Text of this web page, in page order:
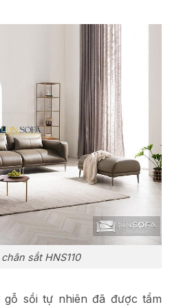
sắt HNS110
sồi tự nhiên đã được tẩm